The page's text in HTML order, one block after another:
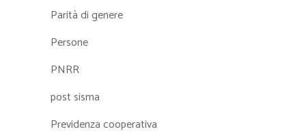
Parità di genere
Persone
PNRR
post sisma
Previdenza cooperativa